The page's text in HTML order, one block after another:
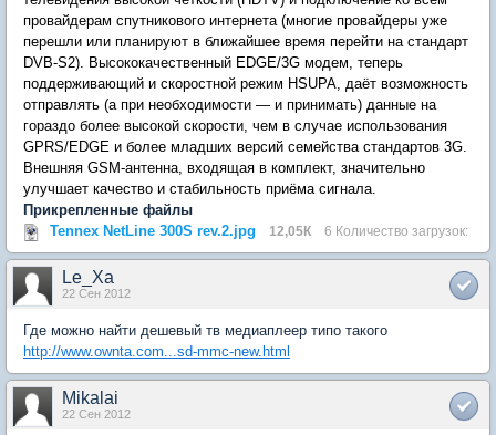
провайдерам спутникового интернета (многие провайдеры уже
перешли или планируют в ближайшее время перейти на стандарт
DVB-S2). Высококачественный EDGE/3G модем, теперь
поддерживающий и скоростной режим HSUPA, даёт возможность
отправлять (а при необходимости — и принимать) данные на
гораздо более высокой скорости, чем в случае использования
GPRS/EDGE и более младших версий семейства стандартов 3G.
Внешняя GSM-антенна, входящая в комплект, значительно
улучшает качество и стабильность приёма сигнала.
Прикрепленные файлы
Tennex NetLine 300S rev.2.jpg
12,05К 6 Количество загрузок:
Le_Xa
22 Сен 2012
Где можно найти дешевый тв медиаплеер типо такого
http://www.ownta.com...sd-mmc-new.html
Mikalai
22 Сен 2012